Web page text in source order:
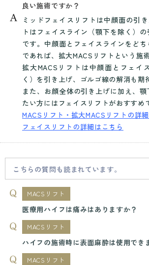
良い施術ですか？
ミッドフェイスリフトは中顔面の引
トはフェイスライン（顎下を除く）
です。中顔面とフェイスラインをど
であれば、拡大MACSリフトという施
拡大MACSリフトは中顔面とフェイ
く）を引き上げ、ゴルゴ線の解消も期
また、お顔全体の引き上げに加え、
たい方にはフェイスリフトがおすすめ
MACSリフト・拡大MACSリフトの詳
フェイスリフトの詳細はこちら
こちらの質問も読まれています。
MACSリフト
医療用ハイフは痛みはありますか？
MACSリフト
ハイフの施術時に表面麻酔は使用でき
MACSリフト